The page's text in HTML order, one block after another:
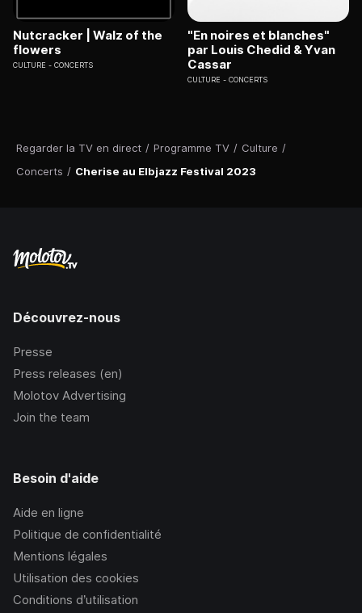
Regarder la TV en direct / Programme TV / Culture /
Concerts / Cherise au Elbjazz Festival 2023
Nutcracker | Walz of the
flowers
CULTURE CONCERTS
"En noires et blanches"
par Louis Chedid & Yvan
Cassar
CULTURE CONCERTS
Découvrez-nous
Presse
Press releases (en)
Molotov Advertising
Join the team
Besoin d'aide
Aide en ligne
Politique de confidentialité
Mentions légales
Utilisation des cookies
Conditions d’utilisation